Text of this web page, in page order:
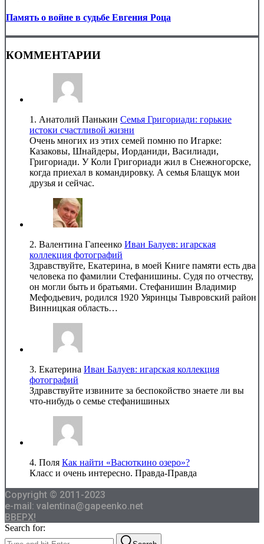
Память о войне в судьбе Евгения Роца
КОММЕНТАРИИ
1. Анатолий Панькин Семья Григориади: горькие
истоки счастливой жизни
Очень многих из этих семей помню по Игарке:
Казаковы, Шнайдеры, Иорданиди, Василиади,
Григориади. У Коли Григориади жил в Снежногорске,
когда приехал в командировку. А семья Блащук мои
друзья и сейчас.
2. Валентина Гапеенко Иван Балуев: игарская
коллекция фотографий
Здравствуйте, Екатерина, в моей Книге памяти есть два
человека по фамилии Стефанишины. Судя по отчеству,
он могли быть и братьями. Стефанишин Владимир
Мефодьевич, родился 1920 Уяринцы Тывровский район
Винницкая область…
3. Екатерина Иван Балуев: игарская коллекция
фотографий
Здравствуйте извините за беспокойство знаете ли вы
что-нибудь о семье стефанишиных
4. Поля Как найти «Васюткино озеро»?
Класс и очень интересно. Правда-Правда
Copyright © 2011-2023
e-mail: valentina@gapeenko.net
ВВЕРХ!
Search for: